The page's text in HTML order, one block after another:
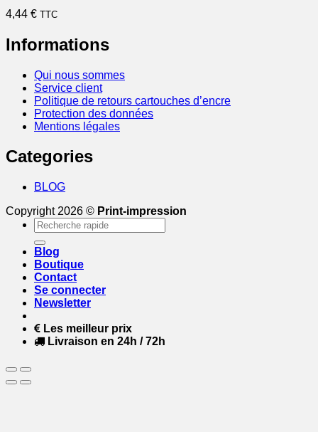
4,44 € TTC
Informations
Qui nous sommes
Service client
Politique de retours cartouches d’encre
Protection des données
Mentions légales
Categories
BLOG
Copyright 2026 © Print-impression
Recherche
pour :
Blog
Boutique
Contact
Se connecter
Newsletter
Les meilleur prix
Livraison en 24h / 72h